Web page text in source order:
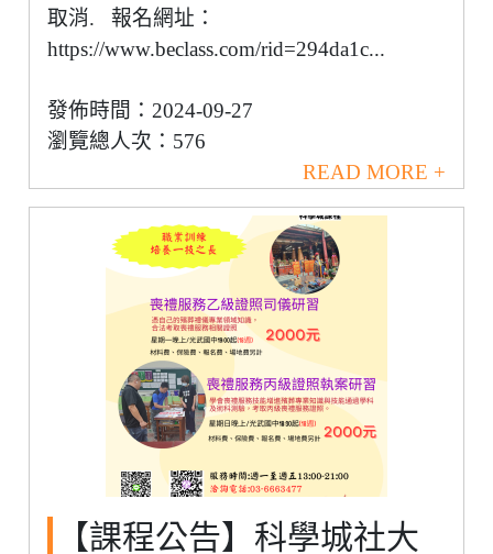
取消. 報名網址：
https://www.beclass.com/rid=294da1c...
發佈時間：2024-09-27
瀏覽總人次：576
READ MORE +
【課程公告】科學城社大